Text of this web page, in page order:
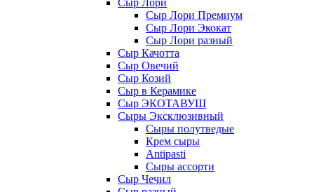
Сыр Лори
Сыр Лори Премиум
Сыр Лори Экокат
Сыр Лори разный
Сыр Качотта
Сыр Овечий
Сыр Козий
Сыр в Керамике
Сыр ЭКОТАВУШ
Сыры Эксклюзивный
Сыры полутведые
Крем сыры
Antipasti
Сыры ассорти
Сыр Чечил